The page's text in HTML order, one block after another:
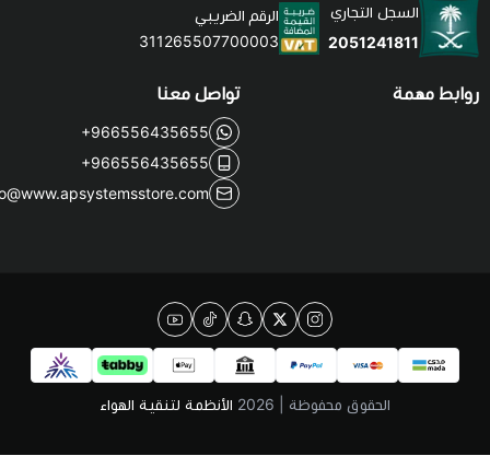
السجل التجاري
2051241811
الرقم الضريبي
311265507700003
مهمة تواصل معنا
+966556435655
+966556435655
info@www.apsystemsstore.com
الحقوق محفوظة | 2026 الأنظمة لتنقية الهواء